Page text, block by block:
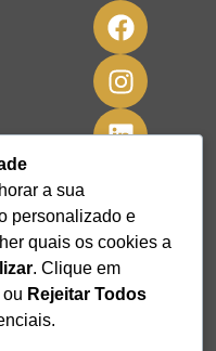
a sua
personalizado e
quais os cookies a
. Clique em
Rejeitar Todos